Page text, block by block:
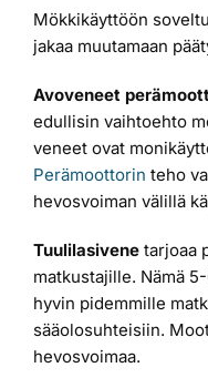
Mökkikäyttöön
jakaa muutamaan
Avoveneet
edullisin vaihtoehto
veneet ovat
Perämoottorin teho
hevosvoiman välillä
Tuulilasivene tarjoaa
matkustajille. Nämä
hyvin pidemmille
sääolosuhteisiin.
hevosvoimaa.